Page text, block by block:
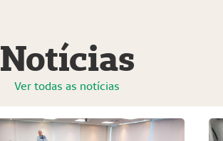
Notícias
Ver todas as notícias